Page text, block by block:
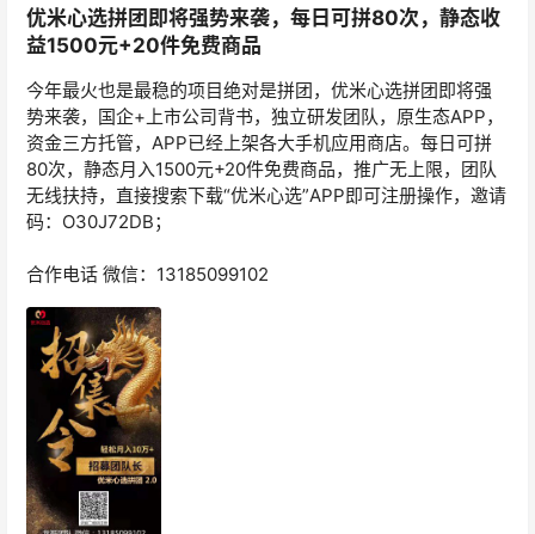
优米心选拼团即将强势来袭，每日可拼80次，静态收
益1500元+20件免费商品
今年最火也是最稳的项目绝对是拼团，优米心选拼团即将强
势来袭，国企+上市公司背书，独立研发团队，原生态APP，
资金三方托管，APP已经上架各大手机应用商店。每日可拼
80次，静态月入1500元+20件免费商品，推广无上限，团队
无线扶持，直接搜索下载“优米心选”APP即可注册操作，邀请
码：O30J72DB；
合作电话 微信：13185099102